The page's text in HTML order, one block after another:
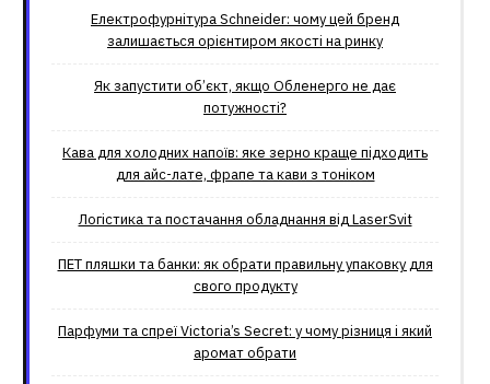
Електрофурнітура Schneider: чому цей бренд
залишається орієнтиром якості на ринку
Як запустити об’єкт, якщо Обленерго не дає
потужності?
Кава для холодних напоїв: яке зерно краще підходить
для айс-лате, фрапе та кави з тоніком
Логістика та постачання обладнання від LaserSvit
ПЕТ пляшки та банки: як обрати правильну упаковку для
свого продукту
Парфуми та спреї Victoria’s Secret: у чому різниця і який
аромат обрати